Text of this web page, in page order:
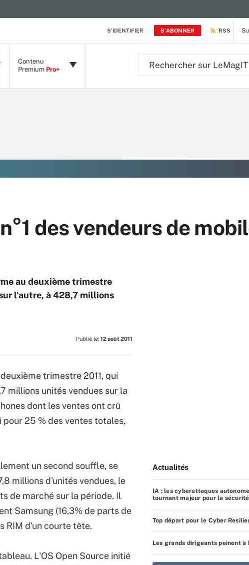
S'IDENTIFIER S'ABONNER RSS
Contenu
Premium Pro+
des vendeurs de
au deuxième trimestre
l'autre, à 428,7 millions
Publié le: 12 août 2011
trimestre 2011, qui
millions unités vendues sur la
dont les ventes ont crû
25 % des ventes totales,
un second souffle, se
millions d'unités vendues, le
de marché sur la période. Il
Samsung (16,3% de parts de
RIM d'un courte tête.
L'OS Open Source initié
Actualités
IA : les cyberattaques
tournant majeur pour la
Top départ pour le Cyber
Les grands dirigeants peinent à